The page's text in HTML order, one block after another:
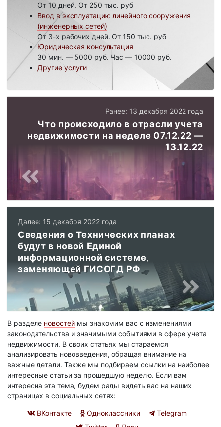
От 10 дней. От 250 тыс. руб
Ввод в эксплуатацию линейного сооружения
(инженерных сетей)
От 3-х рабочих дней. От 150 тыс. руб
Юридическая консультация
30 мин. — 5000 руб. Час — 10000 руб.
Другие услуги
Ранее: 13 декабря 2022 года
Что происходило в отрасли учета
недвижимости на неделе 07.12.22 —
13.12.22
Далее: 15 декабря 2022 года
Сведения о Технических планах
будут в новой Единой
информационной системе,
заменяющей ГИСОГД РФ
В разделе новостей мы знакомим вас с изменениями
законодательства и значимыми событиями в сфере учета
недвижимости. В своих статьях мы стараемся
анализировать нововведения, обращая внимание на
важные детали. Также мы подбираем ссылки на наиболее
интересные статьи за прошедшую неделю. Если вам
интересна эта тема, будем рады видеть вас на наших
страницах в социальных сетях:
ВКонтакте Одноклассники
Telegram